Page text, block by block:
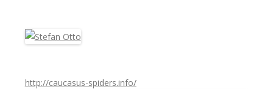
c
h
http://caucasus-spiders.info/